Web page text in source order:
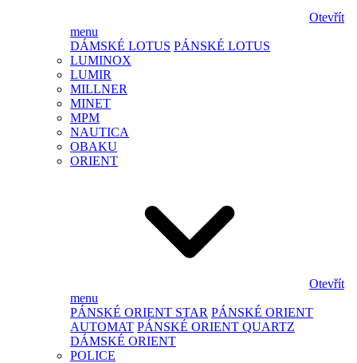
Otevřít
menu
DÁMSKÉ LOTUS PÁNSKÉ LOTUS
LUMINOX
LUMIR
MILLNER
MINET
MPM
NAUTICA
OBAKU
ORIENT
Otevřít
menu
PÁNSKÉ ORIENT STAR PÁNSKÉ ORIENT
AUTOMAT PÁNSKÉ ORIENT QUARTZ
DÁMSKÉ ORIENT
POLICE